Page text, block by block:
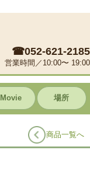
☎052-621-2185
営業時間／10:00〜 19:00
Movie 場所
商品一覧へ